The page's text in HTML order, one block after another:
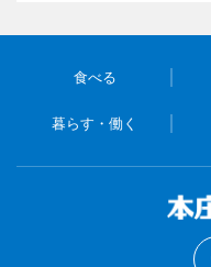
食べる
暮らす・働く